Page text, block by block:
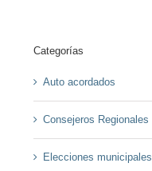
Categorías
Auto acordados
Consejeros Regionales
Elecciones municipales